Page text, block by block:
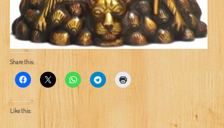
Share this:
Like this: